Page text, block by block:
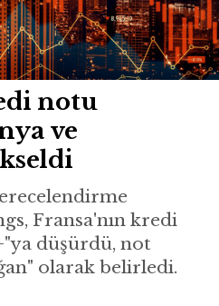
notu
ve
Fransa'nın kredi
düşürdü, not
olarak belirledi.